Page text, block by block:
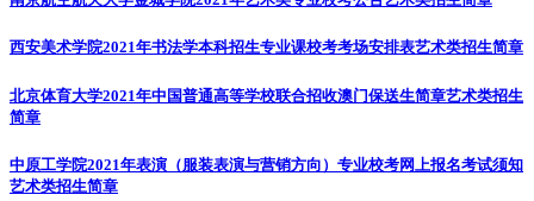
西安美术学院2021年书法学本科招生专业课校考考场安排表艺术类招生简章
北京体育大学2021年中国普通高等学校联合招收澳门保送生简章艺术类招生
简章
中原工学院2021年表演（服装表演与营销方向）专业校考网上报名考试须知
艺术类招生简章